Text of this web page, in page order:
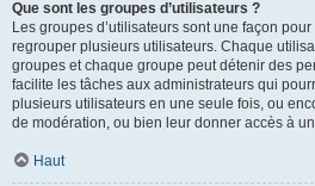
Que sont les groupes d’utilisateurs ?
Les groupes d’utilisateurs sont une façon
regrouper plusieurs utilisateurs. Chaque
groupes et chaque groupe peut détenir des
facilite les tâches aux administrateurs qui
plusieurs utilisateurs en une seule fois, ou
de modération, ou bien leur donner accès à
Haut